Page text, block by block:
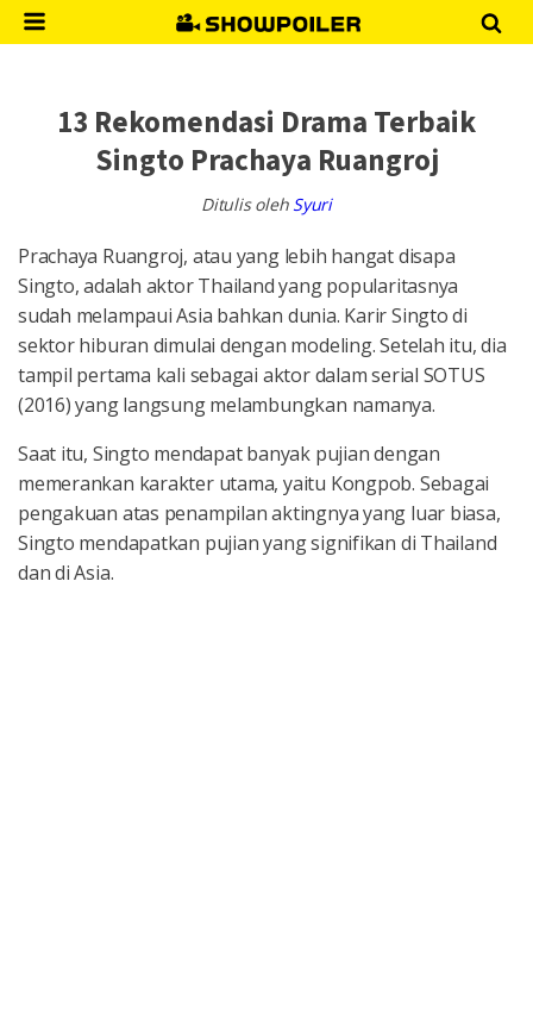
13 Rekomendasi Drama Terbaik
Singto Prachaya Ruangroj
Ditulis oleh Syuri
Prachaya Ruangroj, atau yang lebih hangat disapa
Singto, adalah aktor Thailand yang popularitasnya
sudah melampaui Asia bahkan dunia. Karir Singto di
sektor hiburan dimulai dengan modeling. Setelah itu, dia
tampil pertama kali sebagai aktor dalam serial SOTUS
(2016) yang langsung melambungkan namanya.
Saat itu, Singto mendapat banyak pujian dengan
memerankan karakter utama, yaitu Kongpob. Sebagai
pengakuan atas penampilan aktingnya yang luar biasa,
Singto mendapatkan pujian yang signifikan di Thailand
dan di Asia.